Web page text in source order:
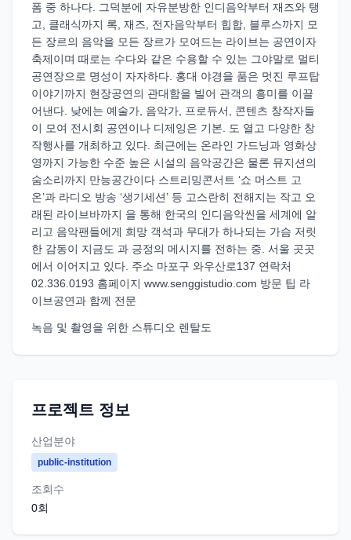
폼 중 하나다. 그덕분에 자유분방한 인디음악부터 재즈와 탱
고, 클래식까지 록, 재즈, 전자음악부터 힙합, 블루스까지 모
든 장르의 음악을 모든 장르가 모여드는 라이브는 공연이자
축제이며 때로는 수다와 같은 수용할 수 있는 그야말로 멀티
공연장으로 명성이 자자하다. 홍대 야경을 품은 멋진 루프탑
이야기까지 현장공연의 관대함을 빌어 관객의 흥미를 이끌
어낸다. 낮에는 예술가, 음악가, 프로듀서, 콘텐츠 창작자들
이 모여 전시회 공연이나 디제잉은 기본. 도 열고 다양한 창
작행사를 개최하고 있다. 최근에는 온라인 가드닝과 영화상
영까지 가능한 수준 높은 시설의 음악공간은 물론 뮤지션의
숨소리까지 만능공간이다 스트리밍콘서트 ‘쇼 머스트 고
온’과 라디오 방송 ‘생기세션’ 등 고스란히 전해지는 작고 오
래된 라이브바까지 을 통해 한국의 인디음악씬을 세계에 알
리고 음악팬들에게 희망 객석과 무대가 하나되는 가슴 저릿
한 감동이 지금도 과 긍정의 메시지를 전하는 중. 서울 곳곳
에서 이어지고 있다. 주소 마포구 와우산로137 연락처
02.336.0193 홈페이지 www.senggistudio.com 방문 팁 라
이브공연과 함께 전문
녹음 및 촬영을 위한 스튜디오 렌탈도
프로젝트 정보
산업분야
public-institution
조회수
0회